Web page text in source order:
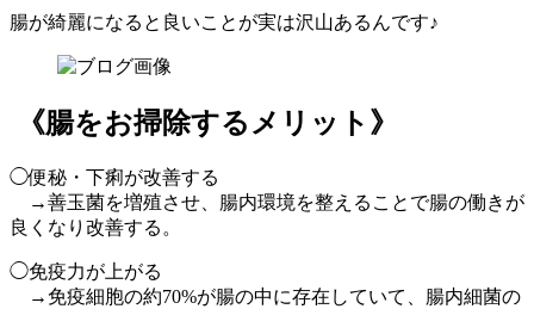
腸が綺麗になると良いことが実は沢山あるんです♪
《腸をお掃除するメリット》
◯便秘・下痢が改善する
→善玉菌を増殖させ、腸内環境を整えることで腸の働きが
良くなり改善する。
◯免疫力が上がる
→免疫細胞の約70%が腸の中に存在していて、腸内細菌の